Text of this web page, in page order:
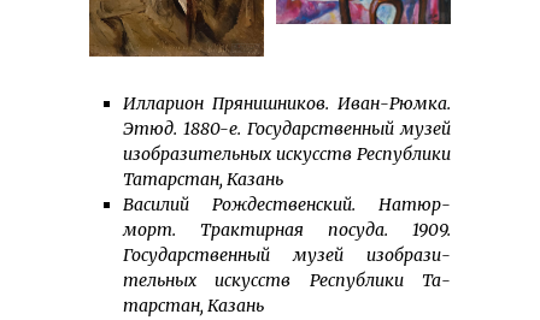
Илларион Прянишников. Иван-Рюмка.
Этюд. 1880-е. Государственный музей
изобразительных искусств Рес­пуб­лики
Татарстан, Казань
Василий Рождественский. На­тюр­
морт. Трак­тирная посуда. 1909.
Государственный музей изобра­зи­
тель­ных искус­ств Рес­пуб­ли­ки Та­
тарстан, Казань